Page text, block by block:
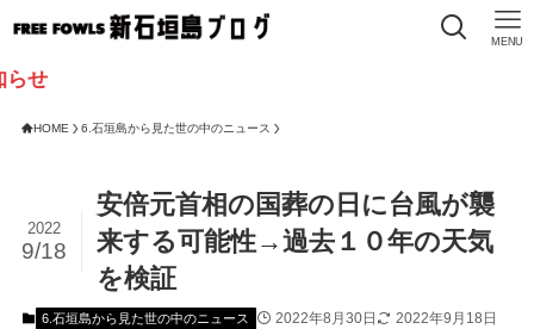
MENU
HOME 6.石垣島から見た世の中のニュース
安倍元首相の国葬の日に台風が襲
来する可能性→過去１０年の天気
を検証
2022
9/18
6.石垣島から見た世の中のニュース 2022年8月30日 2022年9月18日